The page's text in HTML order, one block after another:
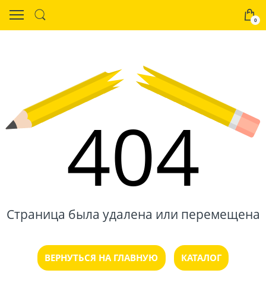
0
404
Страница была удалена или перемещена
ВЕРНУТЬСЯ НА ГЛАВНУЮ КАТАЛОГ